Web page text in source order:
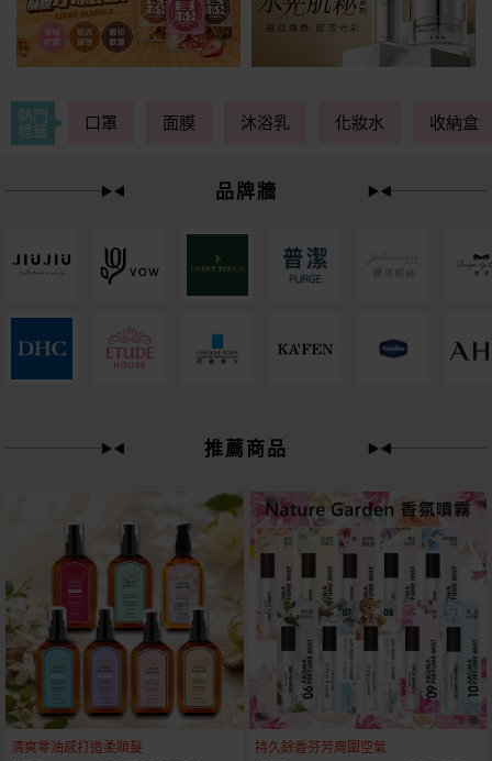
狂殺61折
熱門
標籤
口罩 面膜 沐浴乳 化妝水 收納盒
品牌牆
推薦商品
清爽零油感打造柔順髮 持久餘香芬芳周圍空氣